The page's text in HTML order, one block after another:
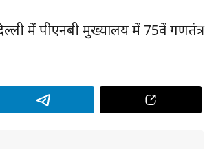
में पीएनबी मुख्यालय में 75वें गणतंत्र